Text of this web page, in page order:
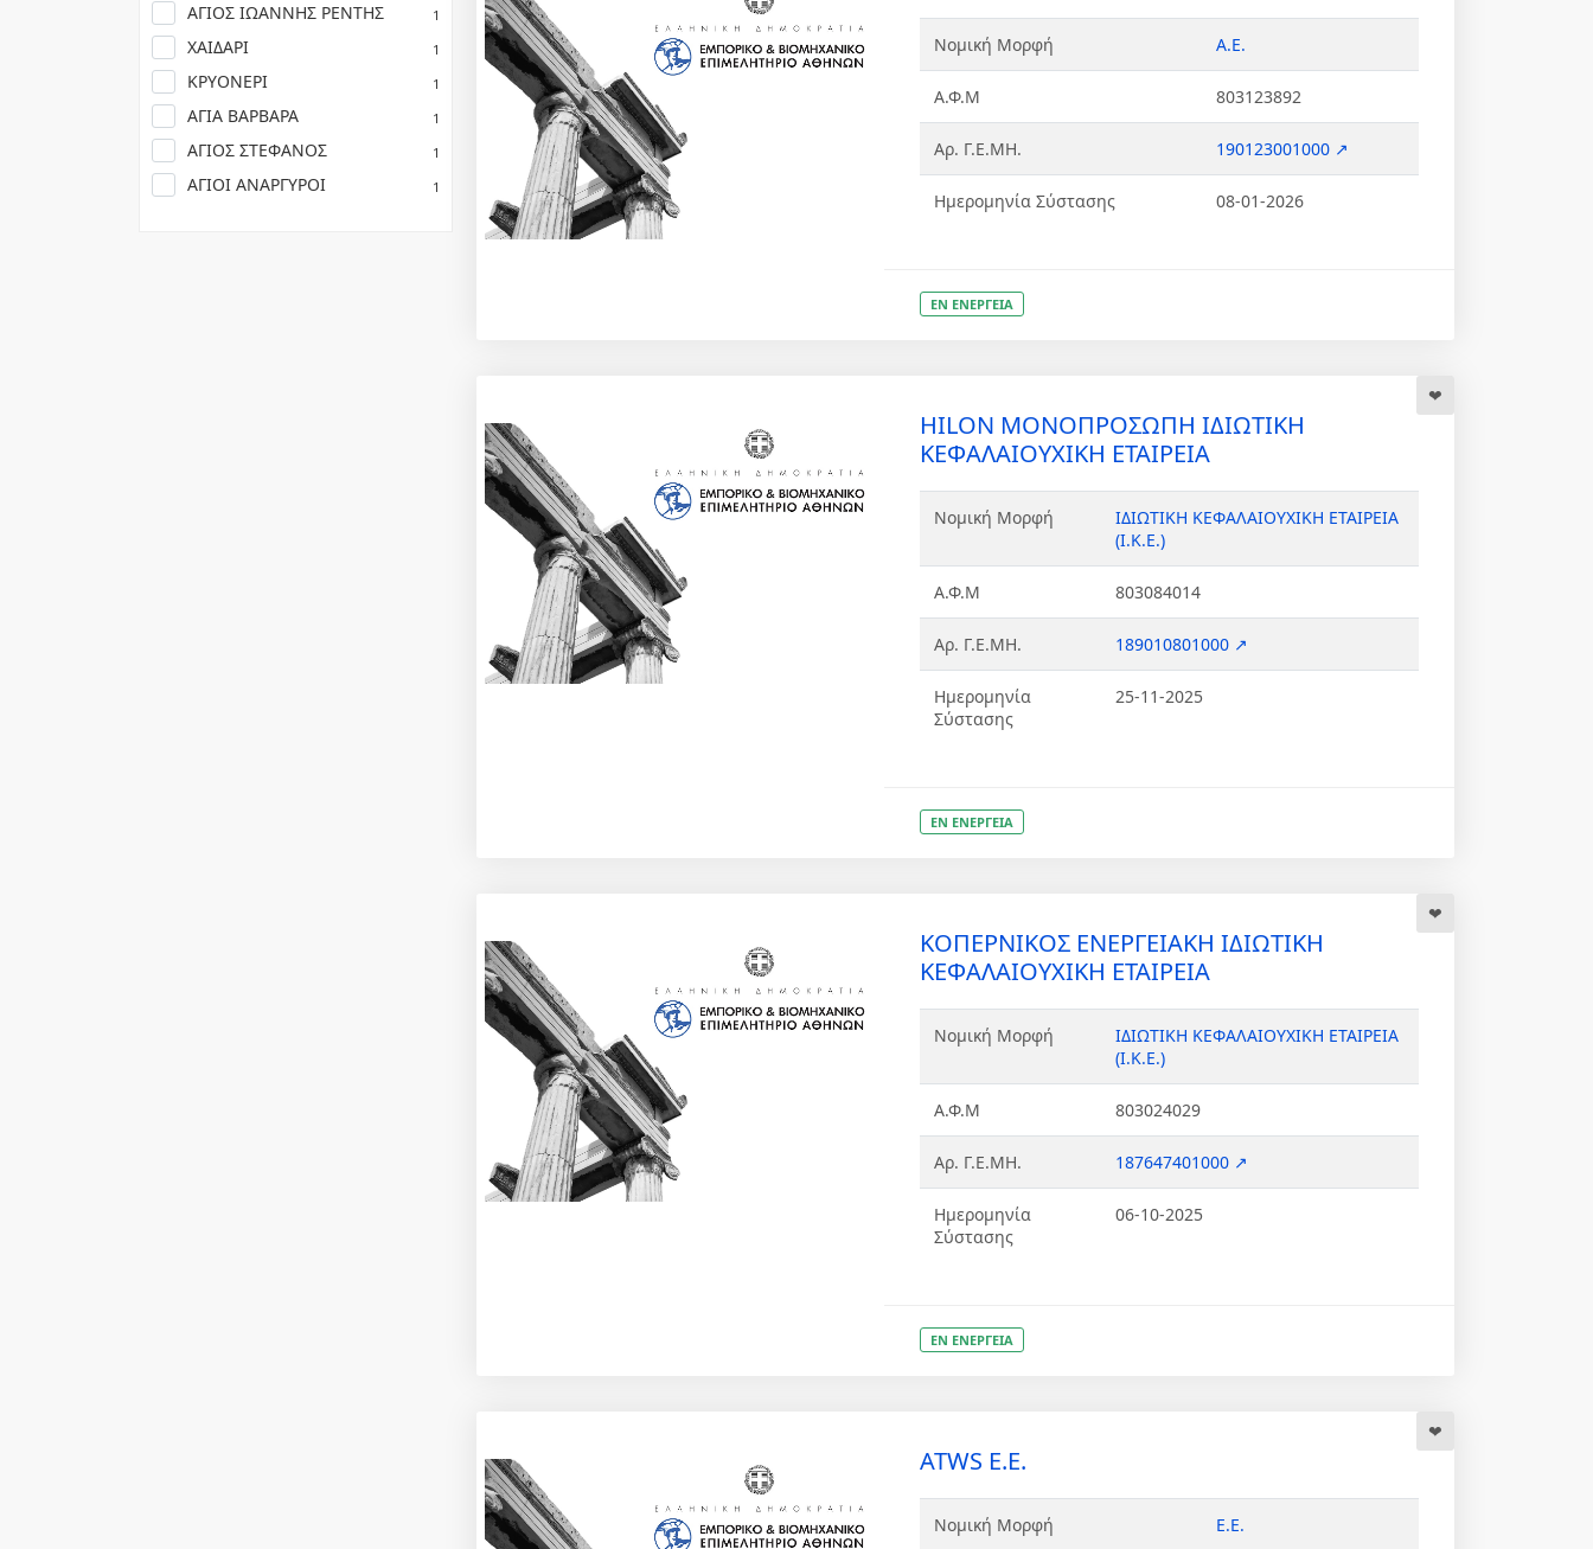
ΑΓΙΟΣ ΙΩΑΝΝΗΣ ΡΕΝΤΗΣ 1
ΧΑΙΔΑΡΙ 1
ΚΡΥΟΝΕΡΙ 1
ΑΓΙΑ ΒΑΡΒΑΡΑ 1
ΑΓΙΟΣ ΣΤΕΦΑΝΟΣ 1
ΑΓΙΟΙ ΑΝΑΡΓΥΡΟΙ 1
Νομική Μορφή Α.Ε.
Α.Φ.Μ 803123892
Αρ. Γ.Ε.ΜΗ. 190123001000 ↗
Ημερομηνία Σύστασης 08-01-2026
ΕΝ ΕΝΕΡΓΕΙΑ
HILON ΜΟΝΟΠΡΟΣΩΠΗ ΙΔΙΩΤΙΚΗ
ΚΕΦΑΛΑΙΟΥΧΙΚΗ ΕΤΑΙΡΕΙΑ
Νομική Μορφή
ΙΔΙΩΤΙΚΗ ΚΕΦΑΛΑΙΟΥΧΙΚΗ ΕΤΑΙΡΕΙΑ
(Ι.Κ.Ε.)
Α.Φ.Μ 803084014
Αρ. Γ.Ε.ΜΗ. 189010801000 ↗
Ημερομηνία
Σύστασης
25-11-2025
ΕΝ ΕΝΕΡΓΕΙΑ
ΚΟΠΕΡΝΙΚΟΣ ΕΝΕΡΓΕΙΑΚΗ ΙΔΙΩΤΙΚΗ
ΚΕΦΑΛΑΙΟΥΧΙΚΗ ΕΤΑΙΡΕΙΑ
Νομική Μορφή
ΙΔΙΩΤΙΚΗ ΚΕΦΑΛΑΙΟΥΧΙΚΗ ΕΤΑΙΡΕΙΑ
(Ι.Κ.Ε.)
Α.Φ.Μ 803024029
Αρ. Γ.Ε.ΜΗ. 187647401000 ↗
Ημερομηνία
Σύστασης
06-10-2025
ΕΝ ΕΝΕΡΓΕΙΑ
ATWS Ε.Ε.
Νομική Μορφή Ε.Ε.